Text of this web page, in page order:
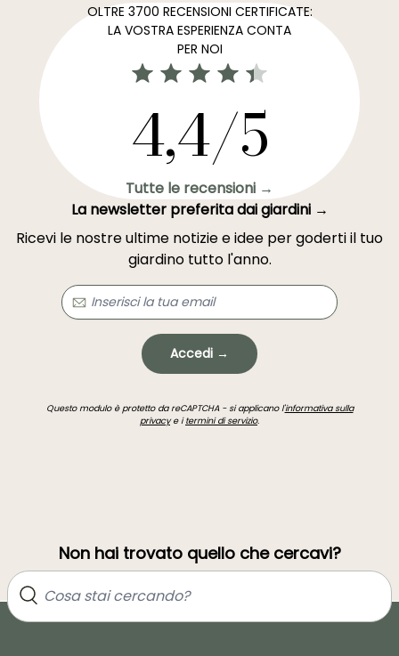
OLTRE 3700 RECENSIONI CERTIFICATE:
LA VOSTRA ESPERIENZA CONTA
PER NOI
4,4/5
Tutte le recensioni →
La newsletter preferita dai giardini →
Ricevi le nostre ultime notizie e idee per goderti il tuo
giardino tutto l'anno.
Accedi →
Questo modulo è protetto da reCAPTCHA - si applicano l'informativa sulla
privacye itermini di servizio.
Non hai trovato quello che cercavi?